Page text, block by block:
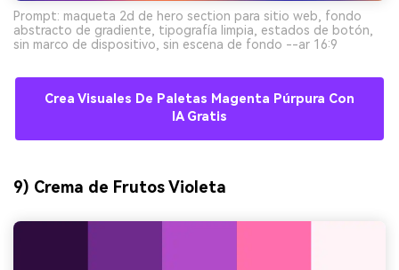
Prompt: maqueta 2d de hero section para sitio web, fondo
abstracto de gradiente, tipografía limpia, estados de botón,
sin marco de dispositivo, sin escena de fondo --ar 16:9
Crea Visuales De Paletas Magenta Púrpura Con
IA Gratis
9) Crema de Frutos Violeta